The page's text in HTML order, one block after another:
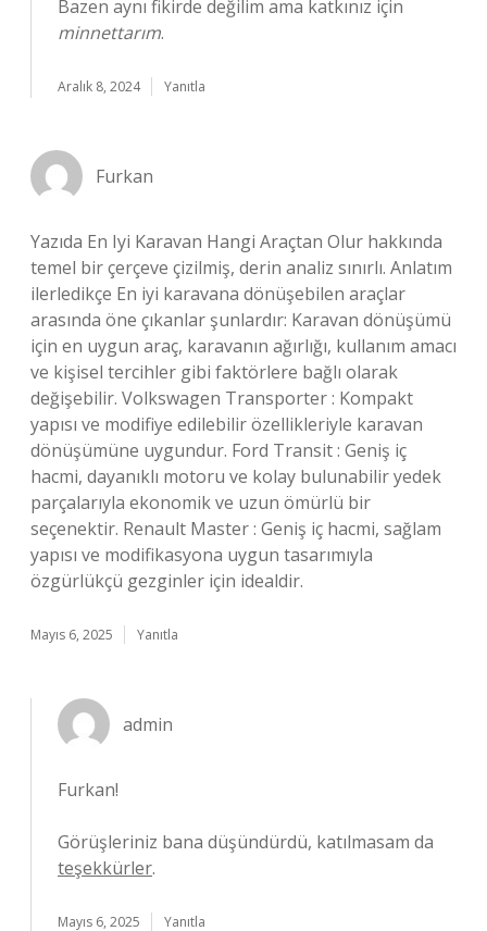
Bazen aynı fikirde değilim ama katkınız için
minnettarım.
Aralık 8, 2024 Yanıtla
Furkan
Yazıda En Iyi Karavan Hangi Araçtan Olur hakkında
temel bir çerçeve çizilmiş, derin analiz sınırlı. Anlatım
ilerledikçe En iyi karavana dönüşebilen araçlar
arasında öne çıkanlar şunlardır: Karavan dönüşümü
için en uygun araç, karavanın ağırlığı, kullanım amacı
ve kişisel tercihler gibi faktörlere bağlı olarak
değişebilir. Volkswagen Transporter : Kompakt
yapısı ve modifiye edilebilir özellikleriyle karavan
dönüşümüne uygundur. Ford Transit : Geniş iç
hacmi, dayanıklı motoru ve kolay bulunabilir yedek
parçalarıyla ekonomik ve uzun ömürlü bir
seçenektir. Renault Master : Geniş iç hacmi, sağlam
yapısı ve modifikasyona uygun tasarımıyla
özgürlükçü gezginler için idealdir.
Mayıs 6, 2025 Yanıtla
admin
Furkan!
Görüşleriniz bana düşündürdü, katılmasam da
teşekkürler.
Mayıs 6, 2025 Yanıtla